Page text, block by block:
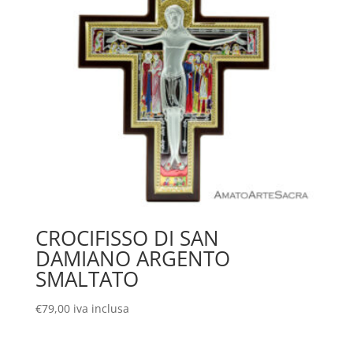
CROCIFISSO DI SAN
DAMIANO ARGENTO
SMALTATO
€79,00 iva inclusa